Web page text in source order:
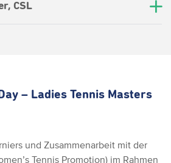
CSL
– Ladies Tennis Masters
und Zusammenarbeit mit der
Tennis Promotion) im Rahmen